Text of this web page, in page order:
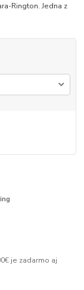
Rington. Jedna z
je zadarmo aj